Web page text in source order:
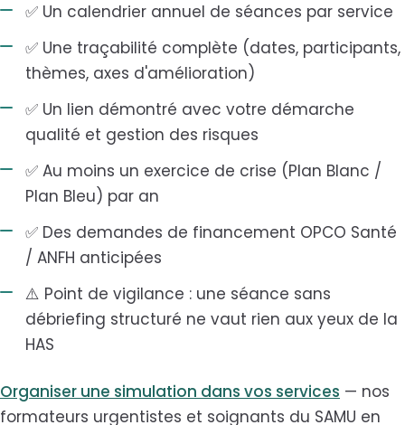
✅ Un calendrier annuel de séances par service
✅ Une traçabilité complète (dates, participants,
thèmes, axes d'amélioration)
✅ Un lien démontré avec votre démarche
qualité et gestion des risques
✅ Au moins un exercice de crise (Plan Blanc /
Plan Bleu) par an
✅ Des demandes de financement OPCO Santé
/ ANFH anticipées
⚠️ Point de vigilance : une séance sans
débriefing structuré ne vaut rien aux yeux de la
HAS
Organiser une simulation dans vos services — nos
formateurs urgentistes et soignants du SAMU en